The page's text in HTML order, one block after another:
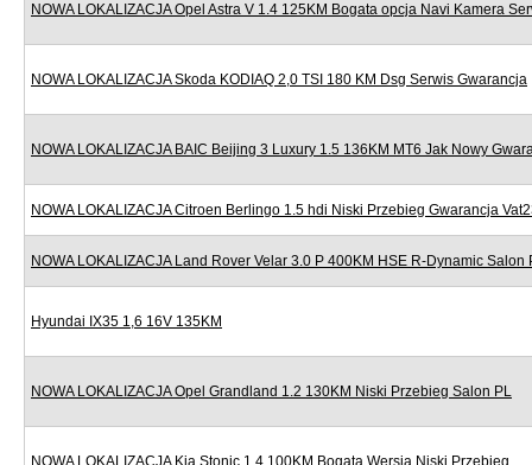
NOWA LOKALIZACJA Opel Astra V 1.4 125KM Bogata opcja Navi Kamera
NOWA LOKALIZACJA Skoda KODIAQ 2,0 TSI 180 KM Dsg Serwis Gwarancja
NOWA LOKALIZACJA BAIC Beijing 3 Luxury 1.5 136KM MT6 Jak Nowy
NOWA LOKALIZACJA Citroen Berlingo 1.5 hdi Niski Przebieg Gwarancja
NOWA LOKALIZACJA Land Rover Velar 3.0 P 400KM HSE R-Dynamic Salon
Hyundai IX35 1,6 16V 135KM
NOWA LOKALIZACJA Opel Grandland 1.2 130KM Niski Przebieg Salon PL
NOWA LOKALIZACJA Kia Stonic 1.4 100KM Bogata Wersja Niski Przebieg